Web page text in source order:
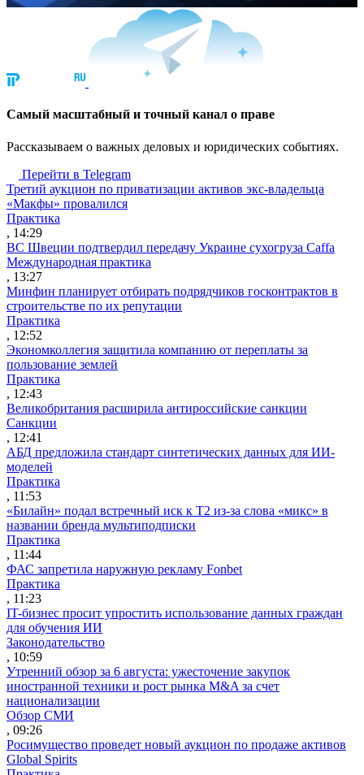
Cамый масштабный и точный канал о праве
Рассказываем о важных деловых и юридических событиях.
Перейти в Telegram
Третий аукцион по приватизации активов экс-владельца
«Макфы» провалился
Практика
, 14:29
ВС Швеции подтвердил передачу Украине сухогруза Caffa
Международная практика
, 13:27
Минфин планирует отбирать подрядчиков госконтрактов в
строительстве по их репутации
Практика
, 12:52
Экономколлегия защитила компанию от переплаты за
пользование землей
Практика
, 12:43
Великобритания расширила антироссийские санкции
Санкции
, 12:41
АБД предложила стандарт синтетических данных для ИИ-
моделей
Практика
, 11:53
«Билайн» подал встречный иск к Т2 из-за слова «микс» в
названии бренда мультиподписки
Практика
, 11:44
ФАС запретила наружную рекламу Fonbet
Практика
, 11:23
IT-бизнес просит упростить использование данных граждан
для обучения ИИ
Законодательство
, 10:59
Утренний обзор за 6 августа: ужесточение закупок
иностранной техники и рост рынка M&A за счет
национализации
Обзор СМИ
, 09:26
Росимущество проведет новый аукцион по продаже активов
Global Spirits